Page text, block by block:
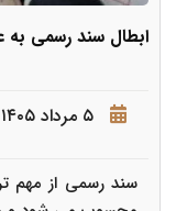
ابطال سند رسمی
۵ مرداد ۱۴۰۵
سند رسمی از مهم